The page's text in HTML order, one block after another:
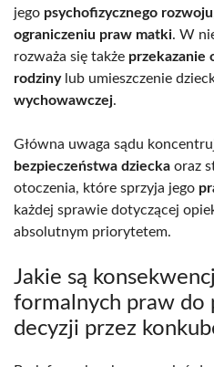
jego psychofizycznego rozwoju
ograniczeniu praw matki. W
rozważa się także przekazanie
rodzinylub umieszczenie
wychowawczej.
Główna uwaga sądu
bezpieczeństwa dziecka oraz
otoczenia, które sprzyja jego
każdej sprawie dotyczącej
absolutnym priorytetem.
Jakie są
formalnych praw do
decyzji przez